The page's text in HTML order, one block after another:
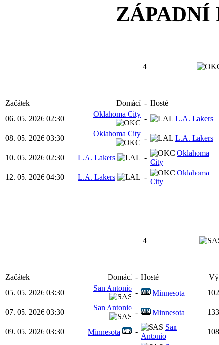
ZÁPADNÍ
4
Začátek Domácí - Hosté
06. 05. 2026 02:30
Oklahoma City
- L.A. Lakers
08. 05. 2026 03:30
Oklahoma City
- L.A. Lakers
10. 05. 2026 02:30 L.A. Lakers -
Oklahoma
City
12. 05. 2026 04:30
L.A. Lakers -
Oklahoma
City
4
Začátek Domácí - Hosté
05. 05. 2026 03:30
San Antonio
- Minnesota 102
07. 05. 2026 03:30
San Antonio
- Minnesota 133
09. 05. 2026 03:30 Minnesota -
San
Antonio
108